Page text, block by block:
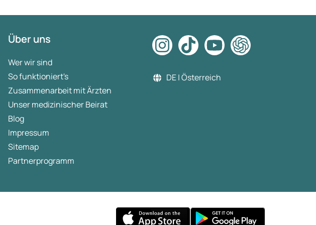
Über uns
Wer wir sind
So funktioniert's
Zusammenarbeit mit Ärzten
Unser medizinischer Beirat
Blog
Impressum
Sitemap
Partnerprogramm
DE | Österreich